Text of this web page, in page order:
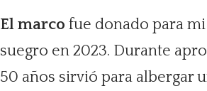
El marco fue donado para
suegro en 2023. Durante
50 años sirvió para albergar